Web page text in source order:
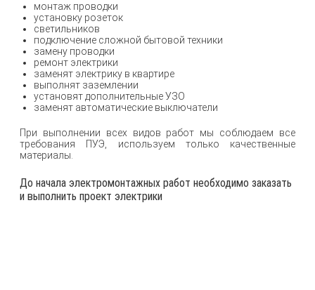
монтаж проводки
установку розеток
светильников
подключение сложной бытовой техники
замену проводки
ремонт электрики
заменят электрику в квартире
выполнят заземлении
установят дополнительные УЗО
заменят автоматические выключатели
При выполнении всех видов работ мы соблюдаем все
требования ПУЭ, используем только качественные
материалы.
До начала электромонтажных работ необходимо заказать
и выполнить проект электрики